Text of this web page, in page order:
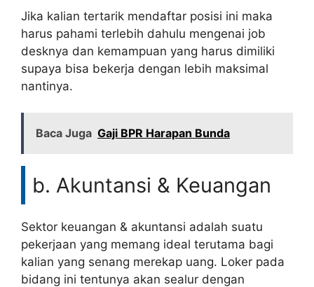
Jika kalian tertarik mendaftar posisi ini maka
harus pahami terlebih dahulu mengenai job
desknya dan kemampuan yang harus dimiliki
supaya bisa bekerja dengan lebih maksimal
nantinya.
Baca Juga Gaji BPR Harapan Bunda
b. Akuntansi & Keuangan
Sektor keuangan & akuntansi adalah suatu
pekerjaan yang memang ideal terutama bagi
kalian yang senang merekap uang. Loker pada
bidang ini tentunya akan sealur dengan